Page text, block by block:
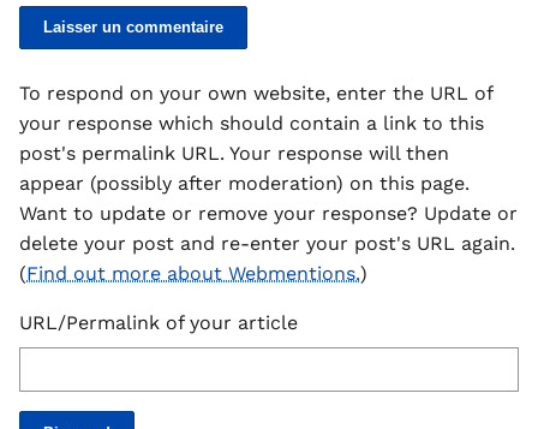
To respond on your own website, enter the URL of
your response which should contain a link to this
post's permalink URL. Your response will then
appear (possibly after moderation) on this page.
Want to update or remove your response? Update or
delete your post and re-enter your post's URL again.
(Find out more about Webmentions.)
URL/Permalink of your article